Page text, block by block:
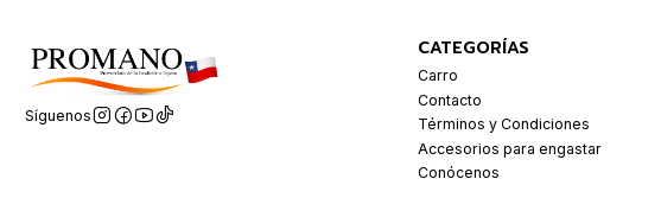
Síguenos
CATEGORÍAS
Carro
Contacto
Términos y Condiciones
Accesorios para engastar
Conócenos